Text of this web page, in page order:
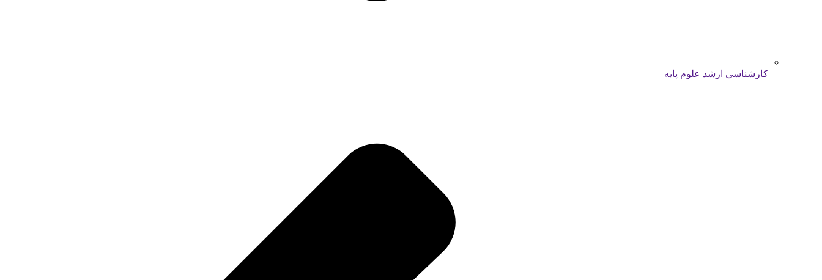
کارشناسی ارشد علوم پایه